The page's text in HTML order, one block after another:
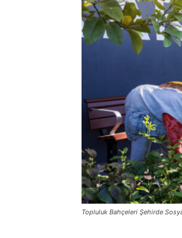
Topluluk Bahçeleri Şehirde